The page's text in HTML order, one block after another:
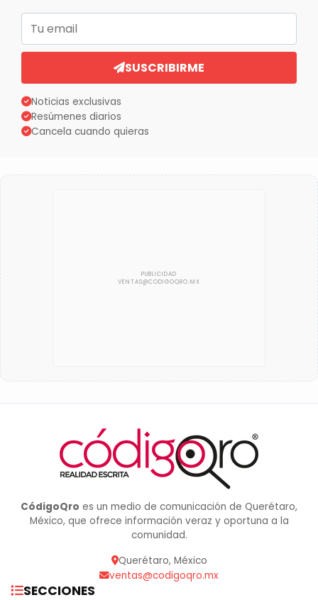
Correo electrónico
SUSCRIBIRME
Noticias exclusivas
Resúmenes diarios
Cancela cuando quieras
CódigoQro es un medio de comunicación de Querétaro,
México, que ofrece información veraz y oportuna a la
comunidad.
Querétaro, México
ventas@codigoqro.mx
SECCIONES